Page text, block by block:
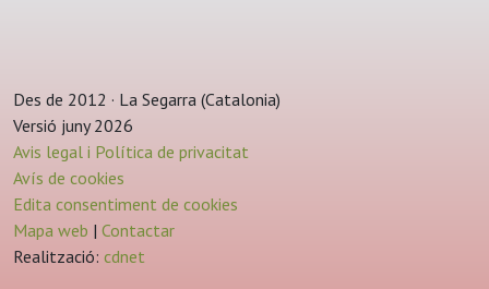
Des de 2012 · La Segarra (Catalonia)
Versió juny 2026
Avis legal i Política de privacitat
Avís de cookies
Edita consentiment de cookies
Mapa web | Contactar
Realització: cdnet